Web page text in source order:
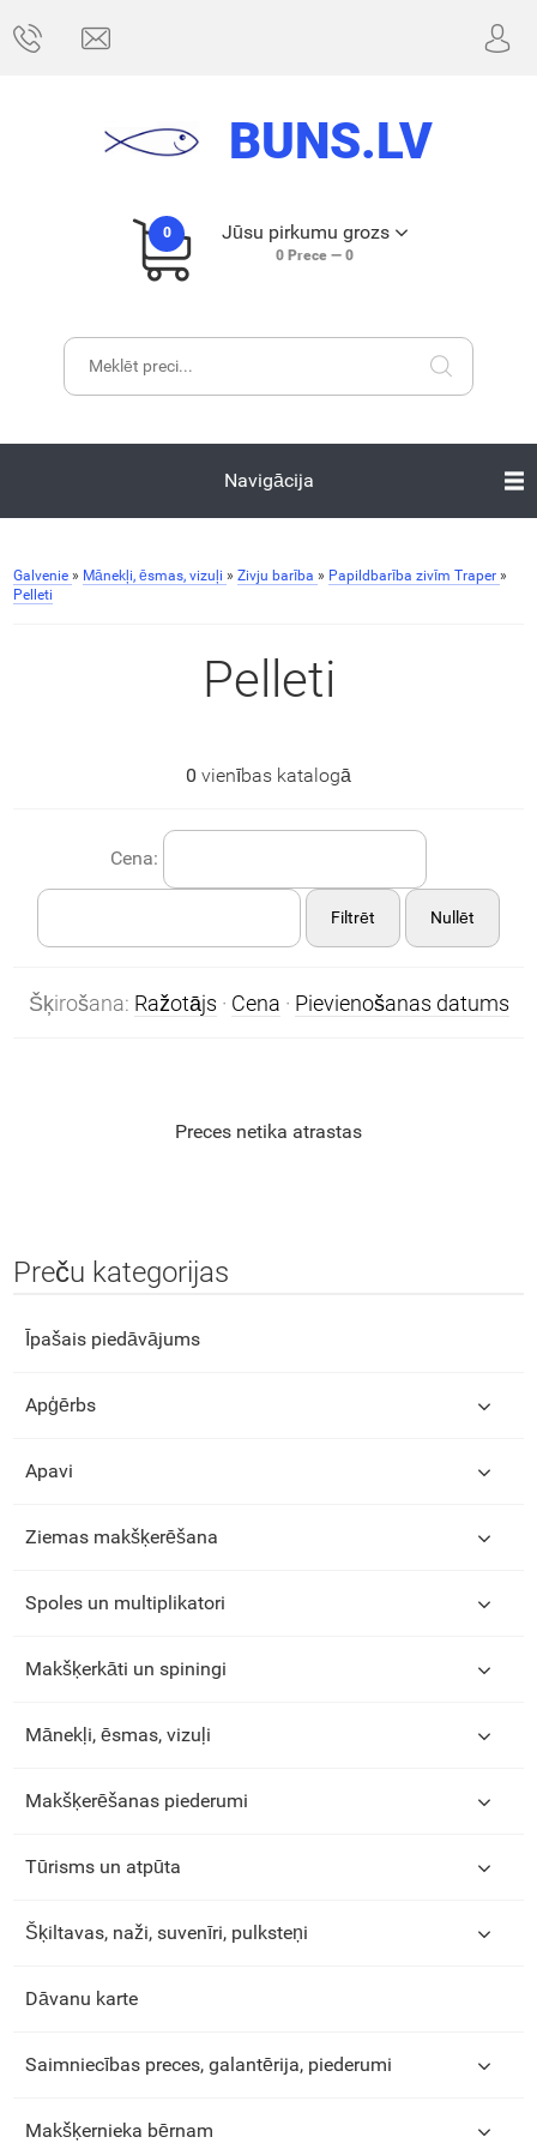
BUNS.LV
0 Jūsu pirkumu grozs
0Prece — 0
Navigācija
Galvenie » Mānekļi, ēsmas, vizuļi » Zivju barība » Papildbarība zivīm Traper »
Pelleti
Pelleti
0 vienības katalogā
Cena:
Filtrēt Nullēt
Šķirošana: Ražotājs · Cena · Pievienošanas datums
Preces netika atrastas
Preču kategorijas
Īpašais piedāvājums
Apģērbs
Apavi
Ziemas makšķerēšana
Spoles un multiplikatori
Makšķerkāti un spiningi
Mānekļi, ēsmas, vizuļi
Makšķerēšanas piederumi
Tūrisms un atpūta
Šķiltavas, naži, suvenīri, pulksteņi
Dāvanu karte
Saimniecības preces, galantērija, piederumi
Makšķernieka bērnam